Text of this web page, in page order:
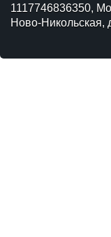
1117746836350,
Ново-Никольская,